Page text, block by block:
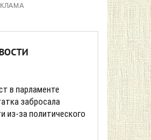
в парламенте
забросала
из-за политического